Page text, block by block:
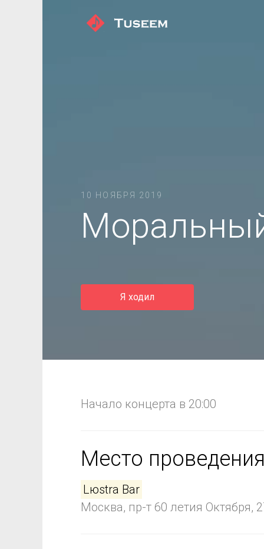
10 НОЯБРЯ 2019
Я ходил
Начало концерта в 20:00
Место
Lюstra Bar
Москва, пр-т 60 летия Октября,